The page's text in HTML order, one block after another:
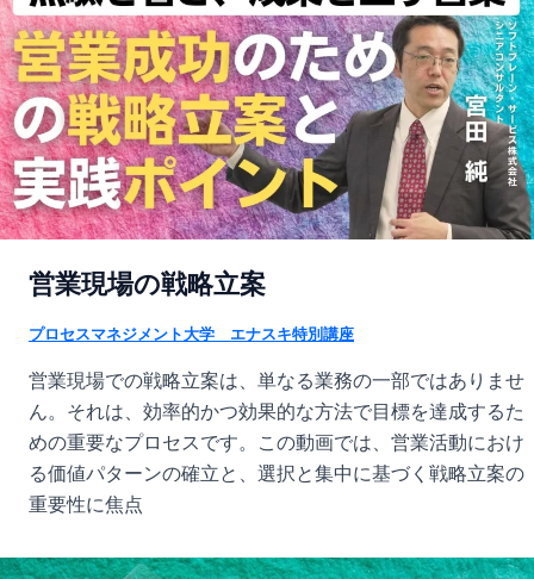
営業現場の戦略立案
プロセスマネジメント大学 エナスキ特別講座
営業現場での戦略立案は、単なる業務の一部ではありませ
ん。それは、効率的かつ効果的な方法で目標を達成するた
めの重要なプロセスです。この動画では、営業活動におけ
る価値パターンの確立と、選択と集中に基づく戦略立案の
重要性に焦点